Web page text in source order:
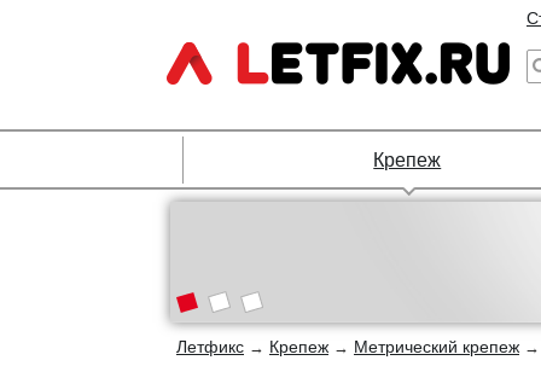
Крепеж
Летфикс → Крепеж → Метрический крепеж